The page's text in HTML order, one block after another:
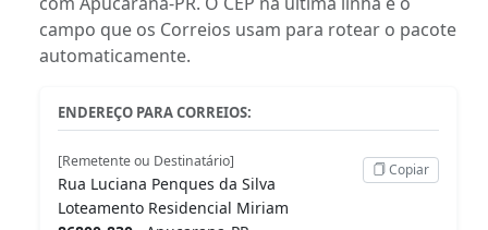
campo que os Correios usam para rotear o pacote
automaticamente.
ENDEREÇO PARA CORREIOS:
[Remetente ou Destinatário]
Rua Luciana Penques da Silva
Loteamento Residencial Miriam
Copiar